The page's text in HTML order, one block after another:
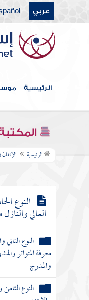
عربي
الرئيسية
الرئيسية
النوع
بعض الأنبياء
النوع
النوع
النوع
وحروف القرآن
النوع
النوع
العالي
النوع
معرفة المتواتر
والمدرج
النوع